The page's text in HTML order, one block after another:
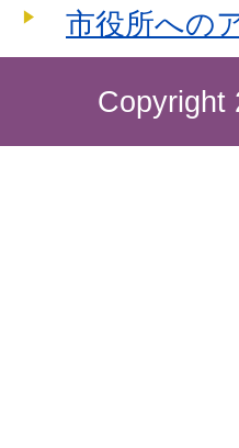
市役所への
Copyright